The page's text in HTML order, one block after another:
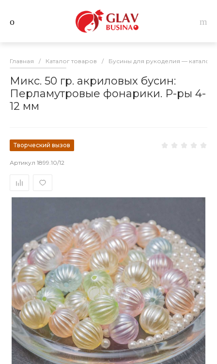
Главная / Каталог товаров / Бусины для рукоделия — каталог
Микс. 50 гр. акриловых бусин:
Перламутровые фонарики. Р-ры 4-
12 мм
Творческий вызов
Артикул 1899.10/12